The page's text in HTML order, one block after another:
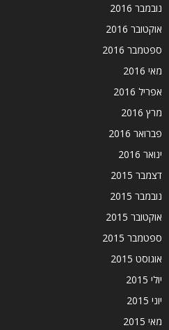
נובמבר 2016
אוקטובר 2016
ספטמבר 2016
מאי 2016
אפריל 2016
מרץ 2016
פברואר 2016
ינואר 2016
דצמבר 2015
נובמבר 2015
אוקטובר 2015
ספטמבר 2015
אוגוסט 2015
יולי 2015
יוני 2015
מאי 2015